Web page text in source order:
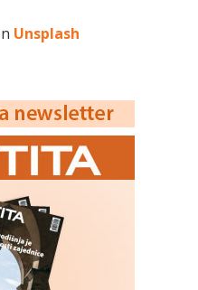
Unsplash